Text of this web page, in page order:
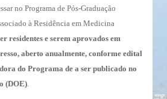
no Programa de Pós-Graduação
à Residência em Medicina
residentes e serem aprovados em
aberto anualmente, conforme edital
do Programa de a ser publicado no
(DOE)